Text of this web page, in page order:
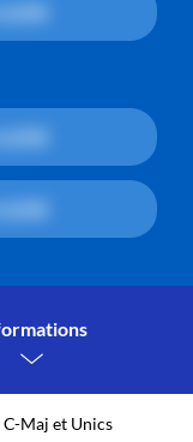
C-Maj et Unics